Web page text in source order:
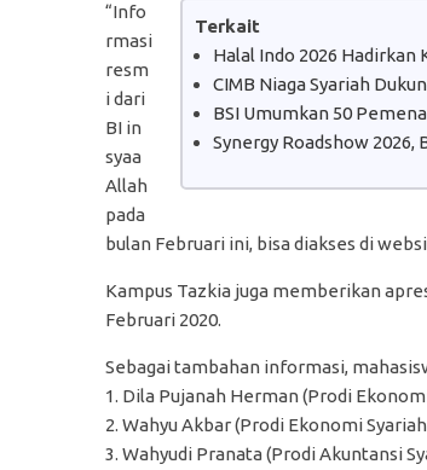
Terkait
Halal Indo 2026
CIMB Niaga Syariah
BSI Umumkan 50
Synergy Roadshow 2026,
“Info
rmasi
resm
i dari
BI in
syaa
Allah
pada
bulan Februari ini, bisa diakses di
Kampus Tazkia juga memberikan
Februari 2020.
Sebagai tambahan informasi,
1. Dila Pujanah Herman (Prodi
2. Wahyu Akbar (Prodi Ekonomi
3. Wahyudi Pranata (Prodi Akuntansi